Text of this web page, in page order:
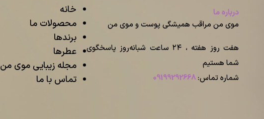
درباره ما
موی من مراقب همیشگی پوست و موی من
هفت روز هفته ، ۲۴ ساعت شبانه‌روز پاسخگوی
شما هستیم
شماره تماس: 09199292668
خانه
محصولات ما
برندها
عطرها
مجله زیبایی موی من
تماس با ما